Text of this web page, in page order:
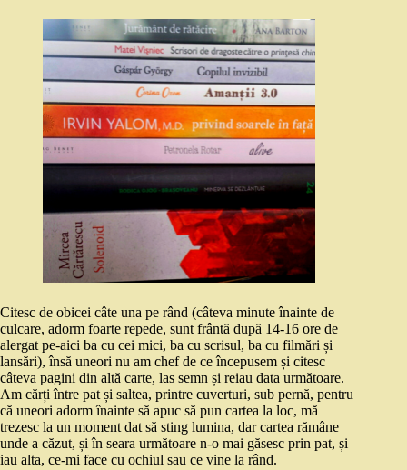
Citesc de obicei câte una pe rând (câteva minute înainte de
culcare, adorm foarte repede, sunt frântă după 14-16 ore de
alergat pe-aici ba cu cei mici, ba cu scrisul, ba cu filmări și
lansări), însă uneori nu am chef de ce începusem și citesc
câteva pagini din altă carte, las semn și reiau data următoare.
Am cărți între pat și saltea, printre cuverturi, sub pernă, pentru
că uneori adorm înainte să apuc să pun cartea la loc, mă
trezesc la un moment dat să sting lumina, dar cartea rămâne
unde a căzut, și în seara următoare n-o mai găsesc prin pat, și
iau alta, ce-mi face cu ochiul sau ce vine la rând.